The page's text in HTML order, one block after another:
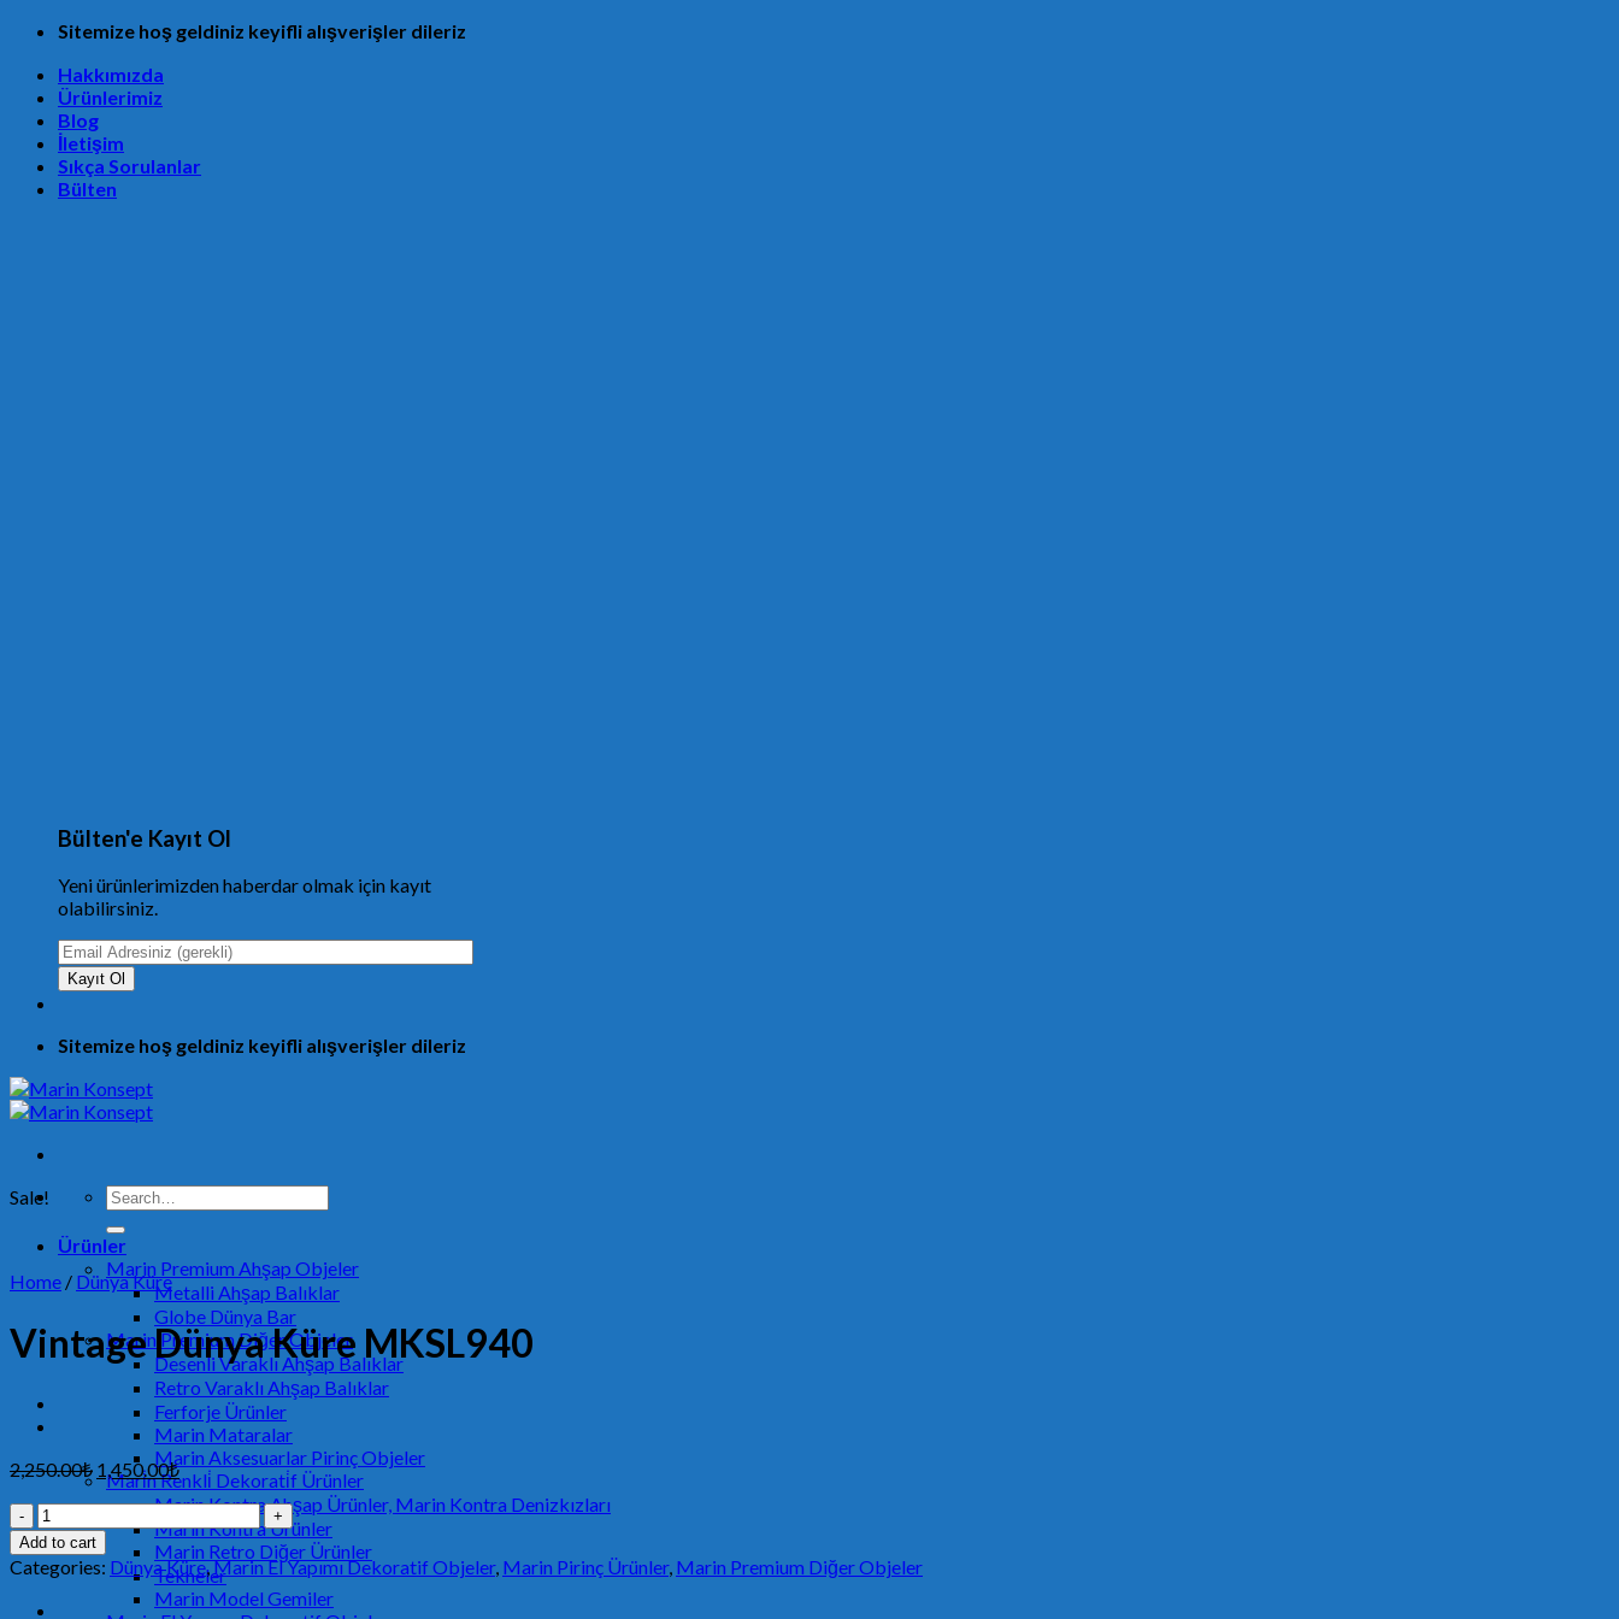
Skip
content
Sitemize hoş geldiniz keyifli alışverişler dileriz
Hakkımızda
Ürünlerimiz
Blog
İletişim
Sıkça Sorulanlar
Bülten
Bülten'e Kayıt Ol
Yeni ürünlerimizden haberdar olmak için kayıt
olabilirsiniz.
Sitemize hoş geldiniz keyifli alışverişler dileriz
Search
for:
Ürünler
Marin Premium Ahşap Objeler
Metalli Ahşap Balıklar
Globe Dünya Bar
Marin Premium Diğer Objeler
Desenli Varaklı Ahşap Balıklar
Retro Varaklı Ahşap Balıklar
Ferforje Ürünler
Marin Mataralar
Marin Aksesuarlar Pirinç Objeler
Mari̇n Renkli̇ Dekorati̇f Ürünler
Marin Kontra Ahşap Ürünler, Marin Kontra Denizkızları
Marin Kontra Ürünler
Marin Retro Diğer Ürünler
Tekneler
Marin Model Gemiler
Sale!
Home / Dünya Küre
Vintage Dünya Küre MKSL940
2,250.00₺ 1,450.00₺
Vintage
Dünya
Küre
MKSL940
quantity
Add to cart
Categories: Dünya Küre,Marin El Yapımı Dekoratif Objeler, Marin Pirinç Ürünler, Marin Premium Diğer Objeler